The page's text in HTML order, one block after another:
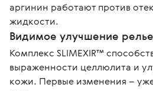
аргинин работают против
жидкости.
Видимое улучшение
Комплекс SLIMEXIR™
выраженности целлюлита и
кожи. Первые изменения –